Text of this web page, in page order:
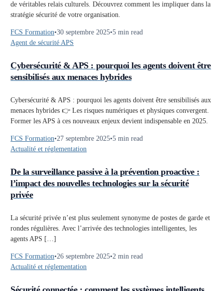
de véritables relais culturels. Découvrez comment les impliquer dans la
stratégie sécurité de votre organisation.
FCS Formation 30 septembre 2025 5 min read
Agent de sécurité APS
Cybersécurité & APS : pourquoi les agents doivent être
sensibilisés aux menaces hybrides
Cybersécurité & APS : pourquoi les agents doivent être sensibilisés aux
menaces hybrides 👉 Les risques numériques et physiques convergent.
Former les APS à ces nouveaux enjeux devient indispensable en 2025.
FCS Formation 27 septembre 2025 5 min read
Actualité et réglementation
De la surveillance passive à la prévention proactive :
l’impact des nouvelles technologies sur la sécurité
privée
La sécurité privée n’est plus seulement synonyme de postes de garde et
rondes régulières. Avec l’arrivée des technologies intelligentes, les
agents APS […]
FCS Formation 26 septembre 2025 2 min read
Actualité et réglementation